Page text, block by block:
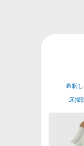
希釈
床掃